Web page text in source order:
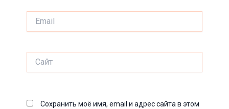
Сохранить моё имя, email и адрес сайта в этом